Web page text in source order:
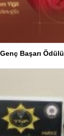
Başarı Ödülü